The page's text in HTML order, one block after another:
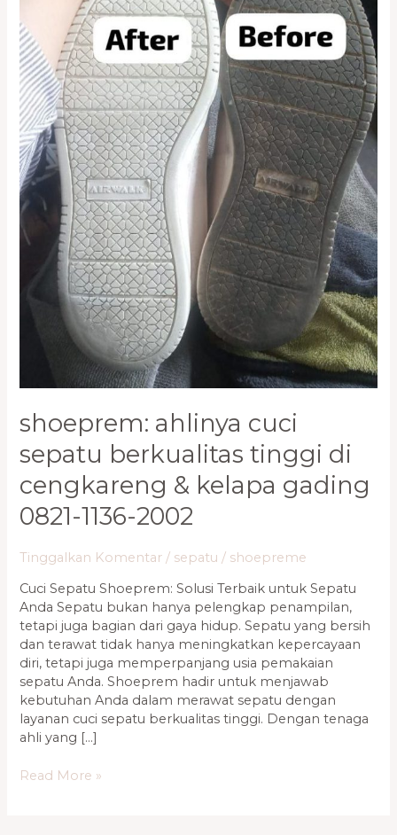
shoeprem: ahlinya cuci
sepatu berkualitas tinggi di
cengkareng & kelapa gading
0821-1136-2002
Tinggalkan Komentar / sepatu / shoepreme
Cuci Sepatu Shoeprem: Solusi Terbaik untuk Sepatu
Anda Sepatu bukan hanya pelengkap penampilan,
tetapi juga bagian dari gaya hidup. Sepatu yang bersih
dan terawat tidak hanya meningkatkan kepercayaan
diri, tetapi juga memperpanjang usia pemakaian
sepatu Anda. Shoeprem hadir untuk menjawab
kebutuhan Anda dalam merawat sepatu dengan
layanan cuci sepatu berkualitas tinggi. Dengan tenaga
ahli yang […]
di
Cengkareng
&
Kelapa
Gading
0821-
1136-
2002
Read More »